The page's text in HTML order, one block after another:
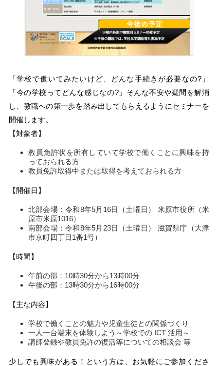
「学校で働いてみたいけど、どんな手続きが必要なの?」
「今の学校ってどんな感じなの?」そんな不安や疑問を解消
し、教職への第一歩を踏み出してもらえるようにセミナーを
開催します。
【対象者】
教員免許状を所有していて学校で働くことに興味を持
っておられる方
教員免許取得中または取得を考えておられる方
【開催日】
北部会場：令和8年5月16日（土曜日） 米原市役所（米
原市米原1016）
南部会場：令和8年5月23日（土曜日） 滋賀県庁（大津
市京町四丁目1番1号）
【時間】
午前の部：10時30分から13時00分
午後の部：13時30分から16時00分
【主な内容】
学校で働くことの魅力や児童生徒との関係づくり
一人一台端末を体験しよう～学校での ICT 活用～
講師登録や教員免許の復活等についての相談会 等
少しでも興味がある！という方は、お気軽にご参加くださ